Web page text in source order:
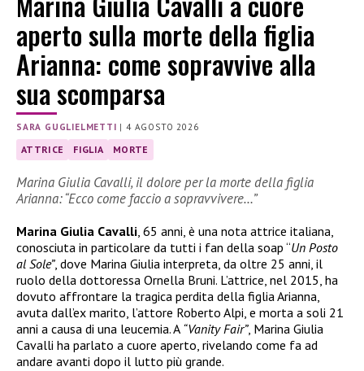
aperto sulla morte della figlia
Arianna: come sopravvive alla
sua scomparsa
SARA GUGLIELMETTI |4 AGOSTO 2026
ATTRICE FIGLIA MORTE
Marina Giulia Cavalli, il dolore per la morte della figlia
Arianna: “Ecco come faccio a sopravvivere…”
Marina Giulia Cavalli, 65 anni, è una nota attrice italiana,
conosciuta in particolare da tutti i fan della soap “Un Posto
al Sole”, dove Marina Giulia interpreta, da oltre 25 anni, il
ruolo della dottoressa Ornella Bruni. L’attrice, nel 2015, ha
dovuto affrontare la tragica perdita della figlia Arianna,
avuta dall’ex marito, l’attore Roberto Alpi, e morta a soli 21
anni a causa di una leucemia. A “Vanity Fair”, Marina Giulia
Cavalli ha parlato a cuore aperto, rivelando come fa ad
andare avanti dopo il lutto più grande.